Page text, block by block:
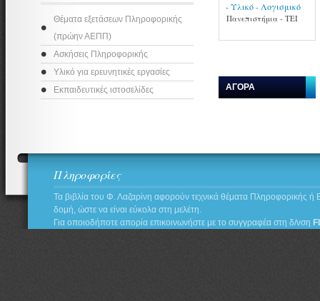
Θέματα εξετάσεων Πληροφορικής
(πρώην ΑΕΠΠ)
Ασκήσεις Πληροφορικής
Υλικό για ερευνητικές εργασίες
Εκπαιδευτικές ιστοσελίδες
- Υλικό - Λογισμικό
Πανεπιστήμια - ΤΕΙ
ΑΓΟΡΑ
Πληροφορίες
Τα βιβλία του Φ. Λαζαρίνη αφορούν τεχνικά θέματα Πληροφορικής
δομή, ώστε να είναι εύκολα στη μελέτη.
Για οποιοδήποτε απορία επικοινωνήστε με το συγγραφέα στη δ/νση